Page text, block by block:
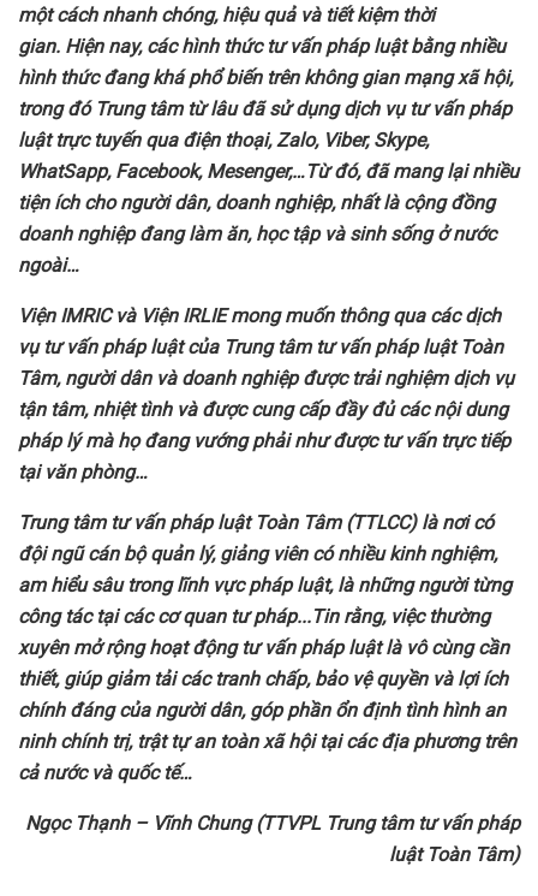
một cách nhanh chóng, hiệu quả và tiết kiệm thời
gian. Hiện nay, các hình thức tư vấn pháp luật bằngnhiều
hình thức đang khá phổ biến trênkhông gian mạng xã hội,
trong đó Trungtâm từ lâu đã sử dụngdịch vụ tư vấn pháp
luật trực tuyến qua điện thoại,Zalo, Viber, Skype,
WhatSapp, Facebook, Mesenger,…Từđó, đã mang lại nhiều
tiện ích cho ngườidân, doanh nghiệp, nhất là cộng đồng
doanh nghiệp đang làm ăn, học tập và sinh sống ở nước
ngoài…
ViệnIMRIC và Viện IRLIE mong muốn thông qua các dịch
vụ tư vấn pháp luật củaTrung tâm tư vấn pháp luật Toàn
Tâm,người dân và doanh nghiệpđược trải nghiệmdịch vụ
tận tâm, nhiệt tình và được cung cấp đầy đủ các nội dung
pháp lý mà họ đang vướng phải như được tư vấn trực tiếp
tại văn phòng…
Trung tâm tư vấn pháp luật Toàn Tâm (TTLCC) lànơi có
đội ngũ cán bộ quản lý, giảng viên có nhiều kinh nghiệm,
am hiểu sâu trong lĩnh vực pháp luật, là những người từng
công tác tại các cơ quan tư pháp...Tinrằng, việc thường
xuyên mở rộng hoạt động tư vấn pháp luật là vô cùng cần
thiết, giúp giảm tải các tranh chấp, bảo vệ quyền và lợi ích
chính đáng của người dân, góp phần ổn định tình hình an
ninh chính trị, trật tự an toàn xã hội tạicác địa phương trên
cả nước và quốc tế…
Ngọc Thạnh – Vĩnh Chung (TTVPL Trung tâm tư vấn pháp
luật Toàn Tâm)